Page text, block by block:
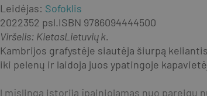
Leidėjas: Sofoklis
2022352 psl.ISBN 9786094444500
Viršelis: KietasLietuvių k.
Kambrijos grafystėje siautėja šiurpą
iki pelenų ir laidoja juos ypatingoje
Į mįslingą istoriją įpainiojamas nuo pareigų